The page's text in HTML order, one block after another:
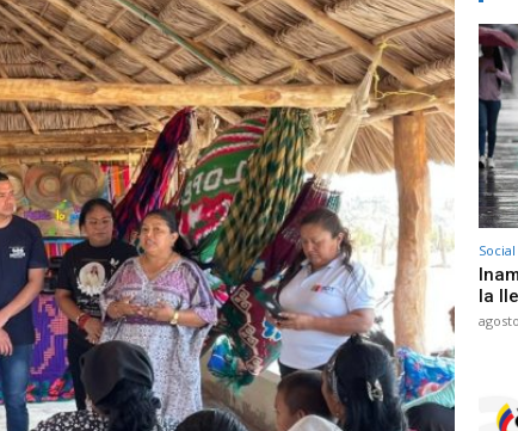
Social
la